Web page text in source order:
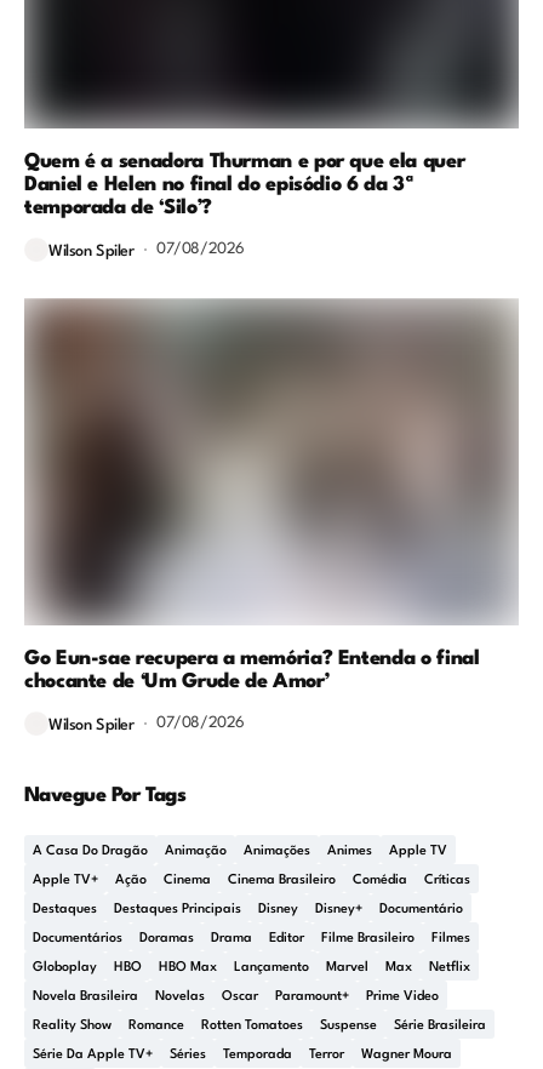
Quem é a senadora Thurman e por que ela quer
Daniel e Helen no final do episódio 6 da 3ª
temporada de ‘Silo’?
Wilson Spiler 07/08/2026
Go Eun-sae recupera a memória? Entenda o final
chocante de ‘Um Grude de Amor’
Wilson Spiler 07/08/2026
Navegue Por Tags
A Casa Do Dragão Animação Animações Animes Apple TV
Apple TV+ Ação Cinema Cinema Brasileiro Comédia Críticas
Destaques Destaques Principais Disney Disney+ Documentário
Documentários Doramas Drama Editor Filme Brasileiro Filmes
Globoplay HBO HBO Max Lançamento Marvel Max Netflix
Novela Brasileira Novelas Oscar Paramount+ Prime Video
Reality Show Romance Rotten Tomatoes Suspense Série Brasileira
Série Da Apple TV+ Séries Temporada Terror Wagner Moura